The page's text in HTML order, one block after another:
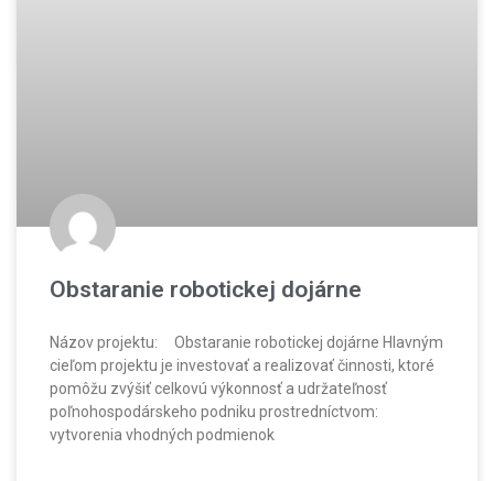
Obstaranie robotickej dojárne
Názov projektu: Obstaranie robotickej dojárne Hlavným
cieľom projektu je investovať a realizovať činnosti, ktoré
pomôžu zvýšiť celkovú výkonnosť a udržateľnosť
poľnohospodárskeho podniku prostredníctvom:
vytvorenia vhodných podmienok